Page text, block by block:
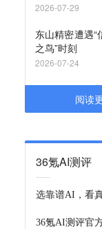
2026-07-29
东山精密遭遇“
之鸟”时刻
2026-07-24
阅读
36氪AI测评
选靠谱AI，看
36氪AI测评官